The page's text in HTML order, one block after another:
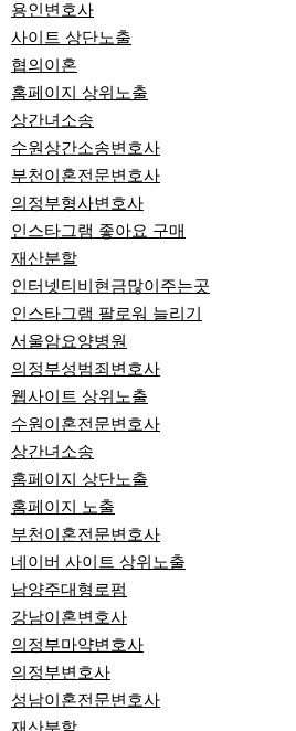
용인변호사
사이트 상단노출
협의이혼
홈페이지 상위노출
상간녀소송
수원상간소송변호사
부천이혼전문변호사
의정부형사변호사
인스타그램 좋아요 구매
재산분할
인터넷티비현금많이주는곳
인스타그램 팔로워 늘리기
서울암요양병원
의정부성범죄변호사
웹사이트 상위노출
수원이혼전문변호사
상간녀소송
홈페이지 상단노출
홈페이지 노출
부천이혼전문변호사
네이버 사이트 상위노출
남양주대형로펌
강남이혼변호사
의정부마약변호사
의정부변호사
성남이혼전문변호사